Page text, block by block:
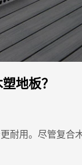
地板？
耐用。尽管复合